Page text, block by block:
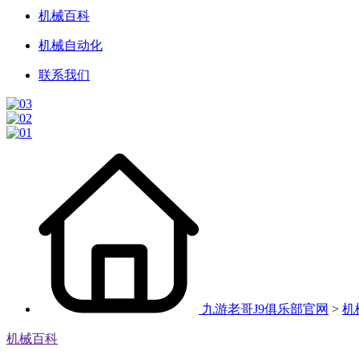
机械百科
机械自动化
联系我们
九游老哥J9俱乐部官网 > 机
机械百科